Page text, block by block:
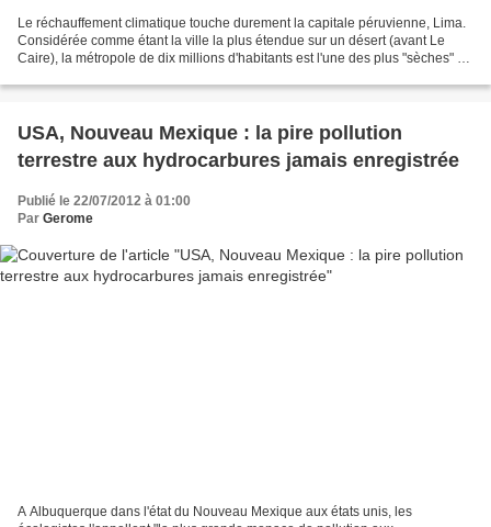
Le réchauffement climatique touche durement la capitale péruvienne, Lima.
Considérée comme étant la ville la plus étendue sur un désert (avant Le
Caire), la métropole de dix millions d'habitants est l'une des plus "sèches" au
USA, Nouveau Mexique : la pire pollution
terrestre aux hydrocarbures jamais enregistrée
Publié le 22/07/2012 à 01:00
Par Gerome
A Albuquerque dans l'état du Nouveau Mexique aux états unis, les